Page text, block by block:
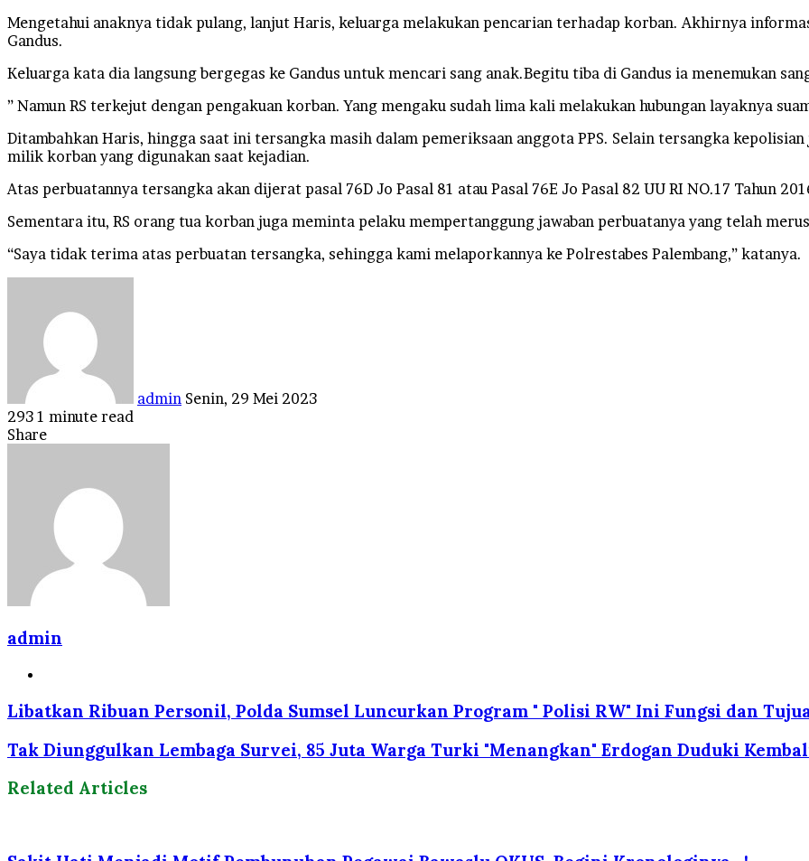
Mengetahui anaknya tidak pulang, lanjut Haris, keluarga melakukan pencarian terhadap korban. Akhirnya
Gandus.
Keluarga kata dia langsung bergegas ke Gandus untuk mencari sang anak.Begitu tiba di Gandus ia menemukan
” Namun RS terkejut dengan pengakuan korban. Yang mengaku sudah lima kali melakukan hubungan layaknya
Ditambahkan Haris, hingga saat ini tersangka masih dalam pemeriksaan anggota PPS. Selain tersangka
milik korban yang digunakan saat kejadian.
Atas perbuatannya tersangka akan dijerat pasal 76D Jo Pasal 81 atau Pasal 76E Jo Pasal 82 UU RI NO.17 Tahun
Sementara itu, RS orang tua korban juga meminta pelaku mempertanggung jawaban perbuatanya yang telah
“Saya tidak terima atas perbuatan tersangka, sehingga kami melaporkannya ke Polrestabes Palembang,” katanya.
admin Senin, 29 Mei 2023
293 1 minute read
Facebook
Twitter
LinkedIn
Tumblr
Pinterest
Reddit
VKontakte
Odnoklassniki
Pocket
Share
admin
Libatkan Ribuan Personil, Polda Sumsel Luncurkan Program " Polisi RW" Ini Fungsi dan
Tak Diunggulkan Lembaga Survei, 85 Juta Warga Turki "Menangkan" Erdogan Duduki
Related Articles